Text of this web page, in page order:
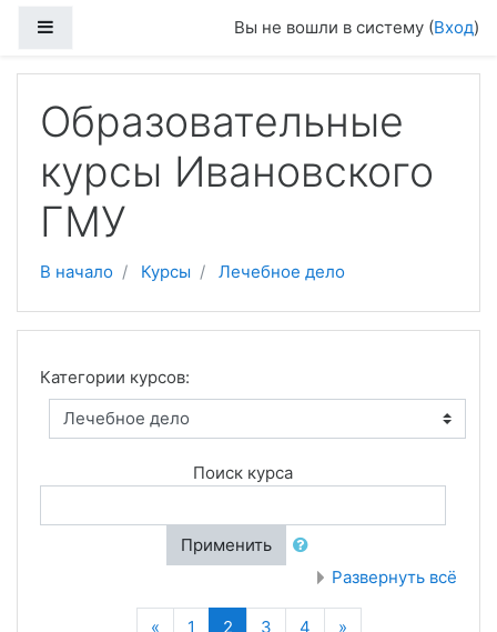
Вы не вошли в систему (Вход)
Образовательные
курсы Ивановского
ГМУ
В начало Курсы Лечебное дело
Категории курсов:
Поиск курса
Применить
Развернуть всё
«Назад
1 2(текущая)
3 4 »Далее